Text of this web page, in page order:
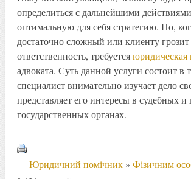
определиться с дальнейшими
оптимальную для себя стратегию. Но,
достаточно сложный или клиенту грозит
ответственность, требуется
адвоката. Суть данной услуги состоит в
специалист внимательно изучает дело
представляет его интересы в судебных и
государственных органах.
Юридичний помічник» Фізичним